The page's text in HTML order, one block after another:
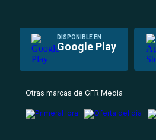
DISPONIBLE EN
Google Play
Otras marcas de GFR Media